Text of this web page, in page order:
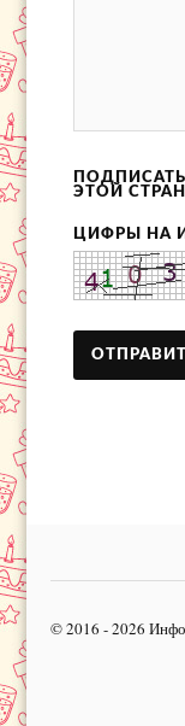
ЭТОЙ
ЦИФРЫ НА
© 2016 - 2026